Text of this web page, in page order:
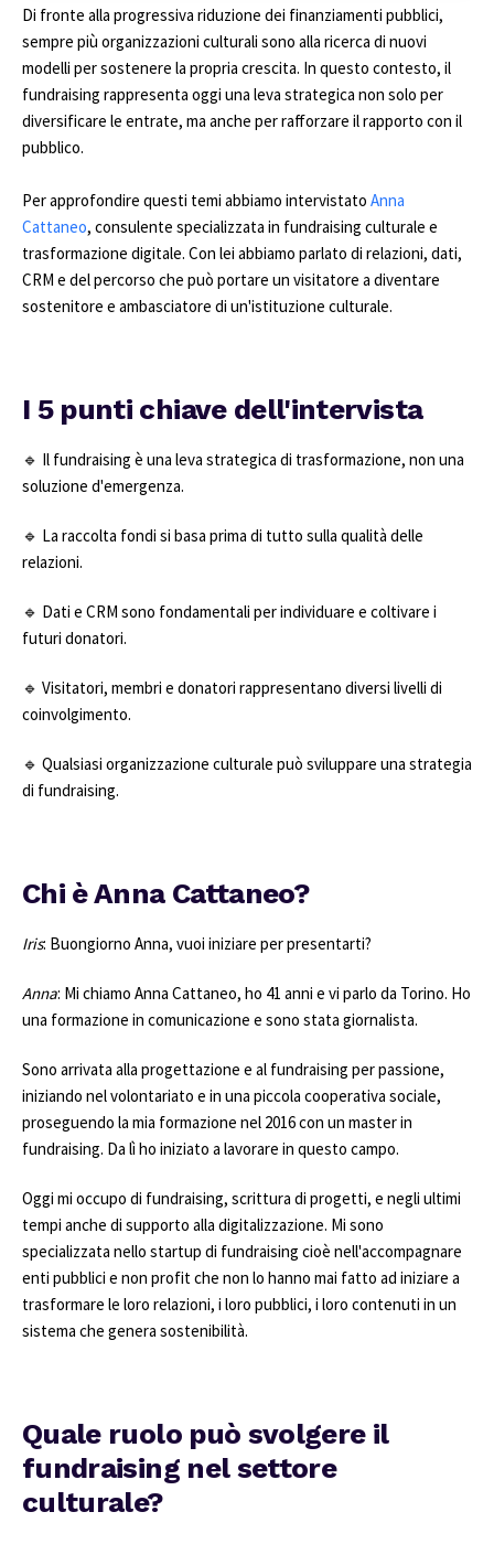
Di fronte alla progressiva riduzione dei finanziamenti pubblici,
sempre più organizzazioni culturali sono alla ricerca di nuovi
modelli per sostenere la propria crescita. In questo contesto, il
fundraising rappresenta oggi una leva strategica non solo per
diversificare le entrate, ma anche per rafforzare il rapporto con il
pubblico.
Per approfondire questi temi abbiamo intervistato Anna
Cattaneo, consulente specializzata in fundraising culturale e
trasformazione digitale. Con lei abbiamo parlato di relazioni, dati,
CRM e del percorso che può portare un visitatore a diventare
sostenitore e ambasciatore di un'istituzione culturale.
I 5 punti chiave dell'intervista
🔹 Il fundraising è una leva strategica di trasformazione, non una
soluzione d'emergenza.
🔹 La raccolta fondi si basa prima di tutto sulla qualità delle
relazioni.
🔹 Dati e CRM sono fondamentali per individuare e coltivare i
futuri donatori.
🔹 Visitatori, membri e donatori rappresentano diversi livelli di
coinvolgimento.
🔹 Qualsiasi organizzazione culturale può sviluppare una strategia
di fundraising.
Chi è Anna Cattaneo?
Iris: Buongiorno Anna, vuoi iniziare per presentarti?
Anna: Mi chiamo Anna Cattaneo, ho 41 anni e vi parlo da Torino. Ho
una formazione in comunicazione e sono stata giornalista.
Sono arrivata alla progettazione e al fundraising per passione,
iniziando nel volontariato e in una piccola cooperativa sociale,
proseguendo la mia formazione nel 2016 con un master in
fundraising. Da lì ho iniziato a lavorare in questo campo.
Oggi mi occupo di fundraising, scrittura di progetti, e negli ultimi
tempi anche di supporto alla digitalizzazione. Mi sono
specializzata nello startup di fundraising cioè nell'accompagnare
enti pubblici e non profit che non lo hanno mai fatto ad iniziare a
trasformare le loro relazioni, i loro pubblici, i loro contenuti in un
sistema che genera sostenibilità.
Quale ruolo può svolgere il
fundraising nel settore
culturale?